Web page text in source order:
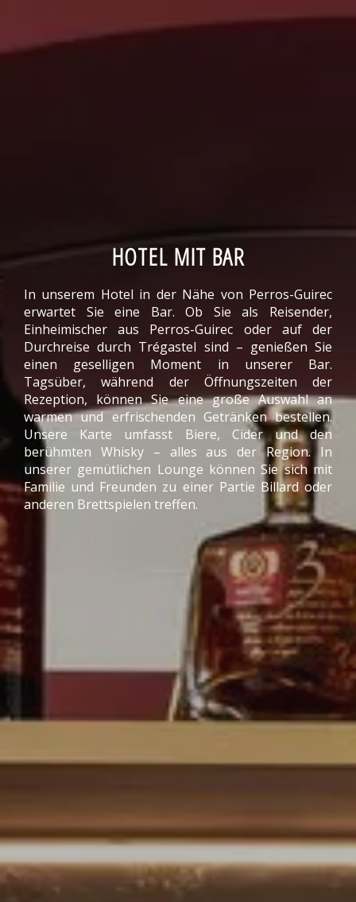
HOTEL MIT BAR
In unserem Hotel in der Nähe von Perros-Guirec
erwartet Sie eine Bar. Ob Sie als Reisender,
Einheimischer aus Perros-Guirec oder auf der
Durchreise durch Trégastel sind – genießen Sie
einen geselligen Moment in unserer Bar.
Tagsüber, während der Öffnungszeiten der
Rezeption, können Sie eine große Auswahl an
warmen und erfrischenden Getränken bestellen.
Unsere Karte umfasst Biere, Cider und den
berühmten Whisky – alles aus der Region. In
unserer gemütlichen Lounge können Sie sich mit
Familie und Freunden zu einer Partie Billard oder
anderen Brettspielen treffen.